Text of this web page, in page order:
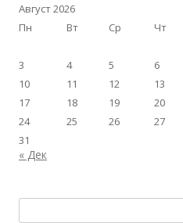
Август 2026
Пн
Вт Ср Чт
3
4 5 6
10
11 12 13
17
18 19 20
24
25 26 27
31
« Дек